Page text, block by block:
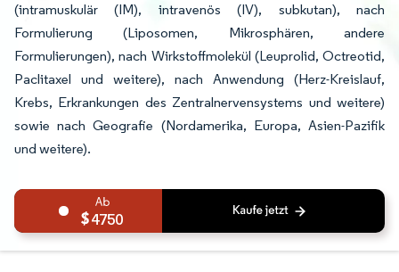
(intramuskulär (IM), intravenös (IV), subkutan), nach
Formulierung (Liposomen, Mikrosphären, andere
Formulierungen), nach Wirkstoffmolekül (Leuprolid, Octreotid,
Paclitaxel und weitere), nach Anwendung (Herz-Kreislauf,
Krebs, Erkrankungen des Zentralnervensystems und weitere)
sowie nach Geografie (Nordamerika, Europa, Asien-Pazifik
und weitere).
4750